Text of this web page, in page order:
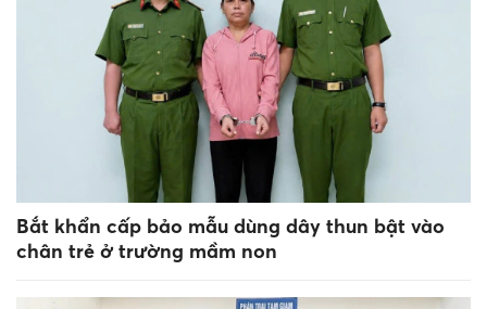
Bắt khẩn cấp bảo mẫu dùng dây thun bật vào
chân trẻ ở trường mầm non